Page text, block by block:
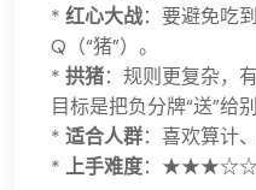
* 红心大战：要避免吃
Q（“猪”）。
* 拱猪：规则更复杂，
目标是把负分牌“送”给别
* 适合人群：喜欢算计
* 上手难度：★★★☆☆